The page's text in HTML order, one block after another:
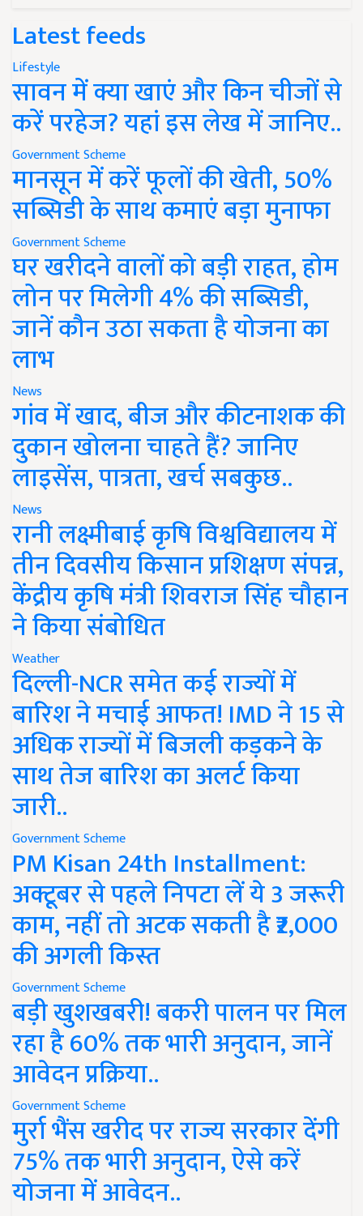
Latest feeds
Lifestyle
सावन में क्या खाएं और किन चीजों से
करें परहेज? यहां इस लेख में जानिए..
Government Scheme
मानसून में करें फूलों की खेती, 50%
सब्सिडी के साथ कमाएं बड़ा मुनाफा
Government Scheme
घर खरीदने वालों को बड़ी राहत, होम
लोन पर मिलेगी 4% की सब्सिडी,
जानें कौन उठा सकता है योजना का
लाभ
News
गांव में खाद, बीज और कीटनाशक की
दुकान खोलना चाहते हैं? जानिए
लाइसेंस, पात्रता, खर्च सबकुछ..
News
रानी लक्ष्मीबाई कृषि विश्वविद्यालय में
तीन दिवसीय किसान प्रशिक्षण संपन्न,
केंद्रीय कृषि मंत्री शिवराज सिंह चौहान
ने किया संबोधित
Weather
दिल्ली-NCR समेत कई राज्यों में
बारिश ने मचाई आफत! IMD ने 15 से
अधिक राज्यों में बिजली कड़कने के
साथ तेज बारिश का अलर्ट किया
जारी..
Government Scheme
PM Kisan 24th Installment:
अक्टूबर से पहले निपटा लें ये 3 जरूरी
काम, नहीं तो अटक सकती है ₹2,000
की अगली किस्त
Government Scheme
बड़ी खुशखबरी! बकरी पालन पर मिल
रहा है 60% तक भारी अनुदान, जानें
आवेदन प्रक्रिया..
Government Scheme
मुर्रा भैंस खरीद पर राज्य सरकार देंगी
75% तक भारी अनुदान, ऐसे करें
योजना में आवेदन..